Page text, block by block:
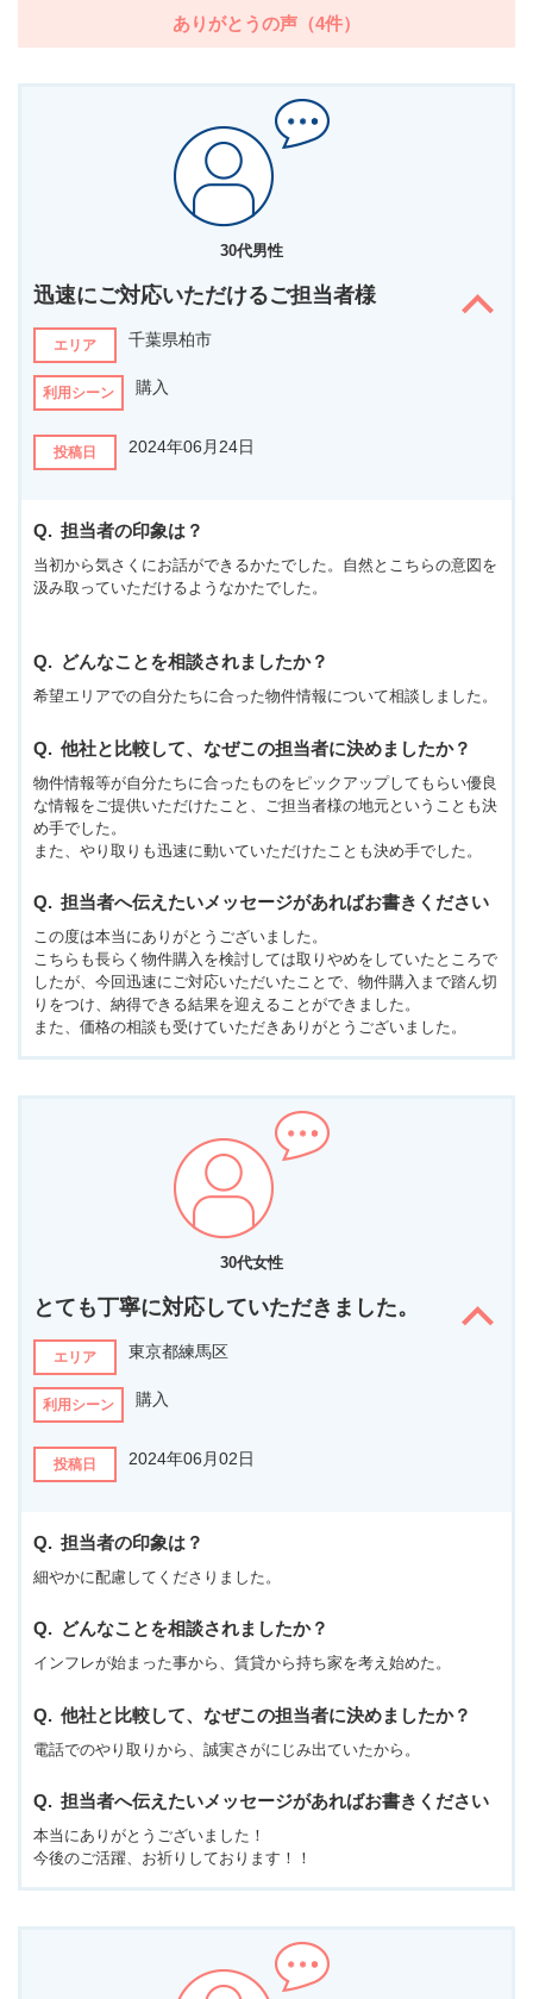
ありがとうの声（4件）
30代男性
迅速にご対応いただけるご担当者様
エリア 千葉県柏市
利用シーン 購入
投稿日 2024年06月24日
担当者の印象は？
当初から気さくにお話ができるかたでした。自然とこちらの意図を
汲み取っていただけるようなかたでした。
どんなことを相談されましたか？
希望エリアでの自分たちに合った物件情報について相談しました。
他社と比較して、なぜこの担当者に決めましたか？
物件情報等が自分たちに合ったものをピックアップしてもらい優良
な情報をご提供いただけたこと、ご担当者様の地元ということも決
め手でした。
また、やり取りも迅速に動いていただけたことも決め手でした。
担当者へ伝えたいメッセージがあればお書きください
この度は本当にありがとうございました。
こちらも長らく物件購入を検討しては取りやめをしていたところで
したが、今回迅速にご対応いただいたことで、物件購入まで踏ん切
りをつけ、納得できる結果を迎えることができました。
また、価格の相談も受けていただきありがとうございました。
30代女性
とても丁寧に対応していただきました。
エリア 東京都練馬区
利用シーン 購入
投稿日 2024年06月02日
担当者の印象は？
細やかに配慮してくださりました。
どんなことを相談されましたか？
インフレが始まった事から、賃貸から持ち家を考え始めた。
他社と比較して、なぜこの担当者に決めましたか？
電話でのやり取りから、誠実さがにじみ出ていたから。
担当者へ伝えたいメッセージがあればお書きください
本当にありがとうございました！
今後のご活躍、お祈りしております！！